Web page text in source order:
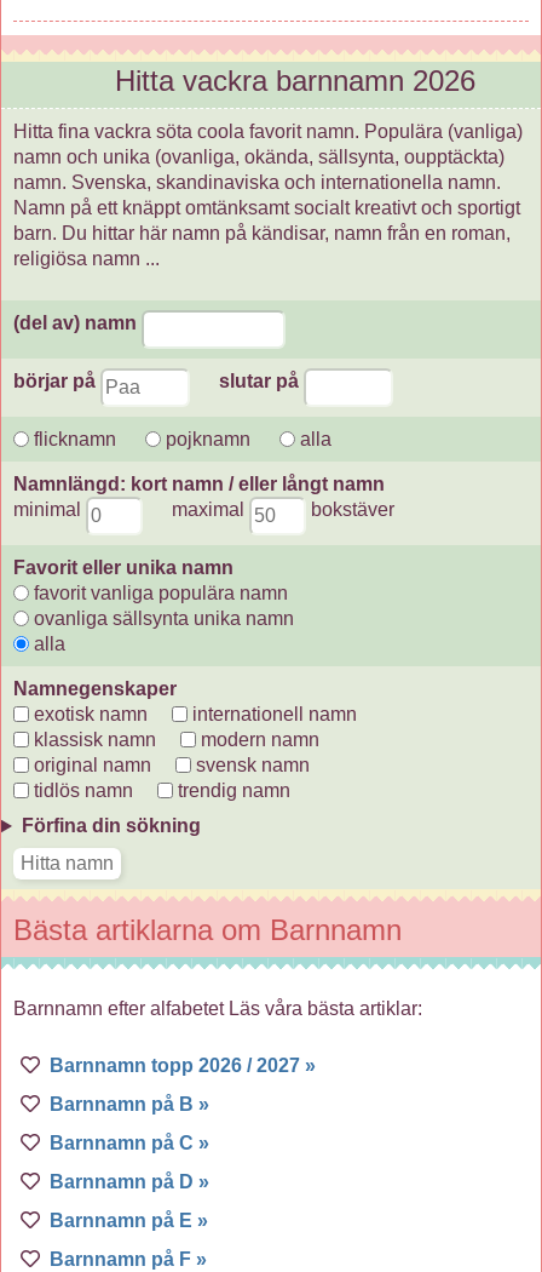
Hitta vackra barnnamn 2026
Hitta fina vackra söta coola favorit namn. Populära (vanliga)
namn och unika (ovanliga, okända, sällsynta, oupptäckta)
namn. Svenska, skandinaviska och internationella namn.
Namn på ett knäppt omtänksamt socialt kreativt och sportigt
barn. Du hittar här namn på kändisar, namn från en roman,
religiösa namn ...
(del av) namn
börjar på slutar på
flicknamn pojknamn alla
Namnlängd: kort namn / eller långt namn
minimal
maximal bokstäver
Favorit eller unika namn
favorit vanliga populära namn
ovanliga sällsynta unika namn
alla
Namnegenskaper
exotisk namn
internationell namn
klassisk namn
modern namn
original namn
svensk namn
tidlös namn
trendig namn
Förfina din sökning
Bästa artiklarna om Barnnamn
Barnnamn efter alfabetet Läs våra bästa artiklar:
Barnnamn topp 2026 / 2027 »
Barnnamn på B »
Barnnamn på C »
Barnnamn på D »
Barnnamn på E »
Barnnamn på F »